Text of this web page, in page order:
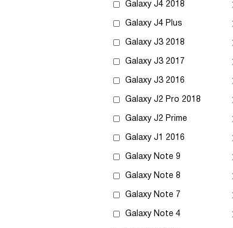
Galaxy J4 2018
Galaxy J4 Plus
Galaxy J3 2018
Galaxy J3 2017
Galaxy J3 2016
Galaxy J2 Pro 2018
Galaxy J2 Prime
Galaxy J1 2016
Galaxy Note 9
Galaxy Note 8
Galaxy Note 7
Galaxy Note 4